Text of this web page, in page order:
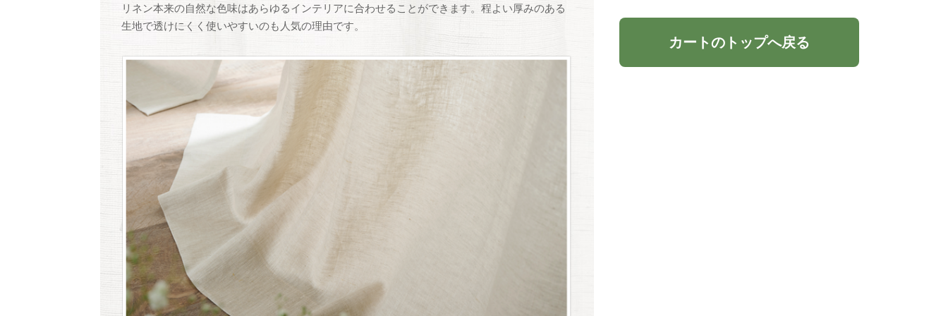
リネン本来の自然な色味はあらゆるインテリアに合わせることができます。程よい厚みのある
生地で透けにくく使いやすいのも人気の理由です。
カートのトップへ戻る